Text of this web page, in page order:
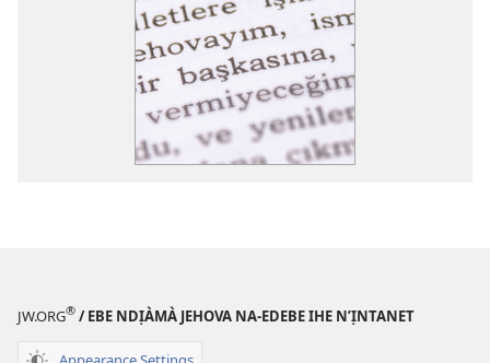
JW.ORG® / EBE NDỊÀMÀ JEHOVA NA-EDEBE IHE N’ỊNTANET